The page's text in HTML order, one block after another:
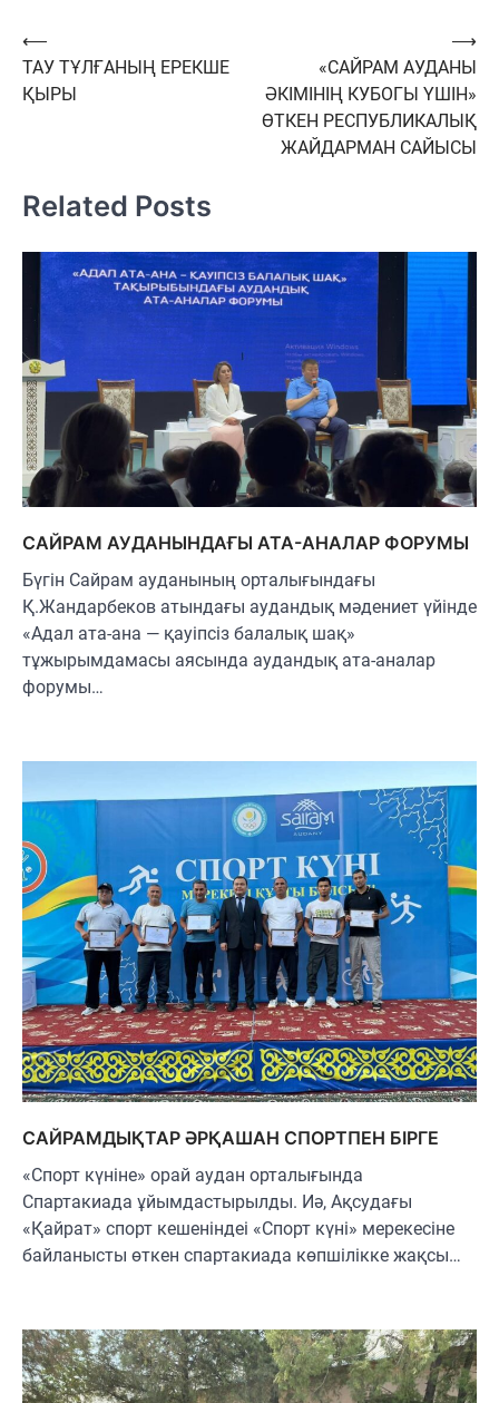
Навигация
по
записям
⟵
ТАУ ТҰЛҒАНЫҢ ЕРЕКШЕ
ҚЫРЫ
«САЙРАМ АУДАНЫ
ӘКІМІНІҢ КУБОГЫ ҮШІН»
ӨТКЕН РЕСПУБЛИКАЛЫҚ
ЖАЙДАРМАН САЙЫСЫ
⟶
Related Posts
САЙРАМ АУДАНЫНДАҒЫ АТА-АНАЛАР ФОРУМЫ
Бүгін Сайрам ауданының орталығындағы
Қ.Жандарбеков атындағы аудандық мәдениет үйінде
«Адал ата-ана — қауіпсіз балалық шақ»
тұжырымдамасы аясында аудандық ата-аналар
форумы…
САЙРАМДЫҚТАР ӘРҚАШАН СПОРТПЕН БІРГЕ
«Спорт күніне» орай аудан орталығында
Спартакиада ұйымдастырылды. Иә, Ақсудағы
«Қайрат» спорт кешеніндеі «Спорт күні» мерекесіне
байланысты өткен спартакиада көпшілікке жақсы…